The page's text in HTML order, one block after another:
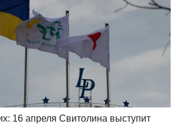
16 апреля Свитолина выступит